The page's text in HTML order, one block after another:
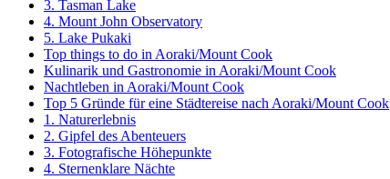
3. Tasman Lake
4. Mount John Observatory
5. Lake Pukaki
Top things to do in Aoraki/Mount Cook
Kulinarik und Gastronomie in Aoraki/Mount Cook
Nachtleben in Aoraki/Mount Cook
Top 5 Gründe für eine Städtereise nach Aoraki/Mount Cook
1. Naturerlebnis
2. Gipfel des Abenteuers
3. Fotografische Höhepunkte
4. Sternenklare Nächte